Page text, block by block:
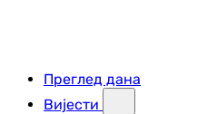
Преглед дана
Вијести